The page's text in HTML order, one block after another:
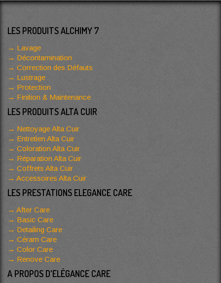
LES PRODUITS ALCHIMY 7
Lavage
Décontamination
Correction des Défauts
Lustrage
Protection
Finition & Maintenance
LES PRODUITS ALTA CUIR
Nettoyage Alta Cuir
Entretien Alta Cuir
Coloration Alta Cuir
Réparation Alta Cuir
Coffrets Alta Cuir
Accessoires Alta Cuir
LES PRESTATIONS ELEGANCE CARE
After Care
Basic Care
Detailing Care
Céram Care
Color Care
Renove Care
A PROPOS D'ELÉGANCE CARE